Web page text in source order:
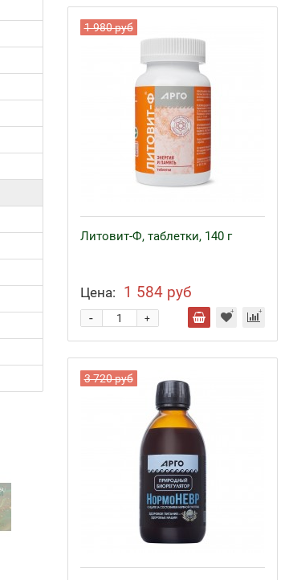
Железо с кофакторами
1 980 руб
Литовит-Ф, таблетки, 140 г
Цена: 1 584 руб
+
-
3 720 руб